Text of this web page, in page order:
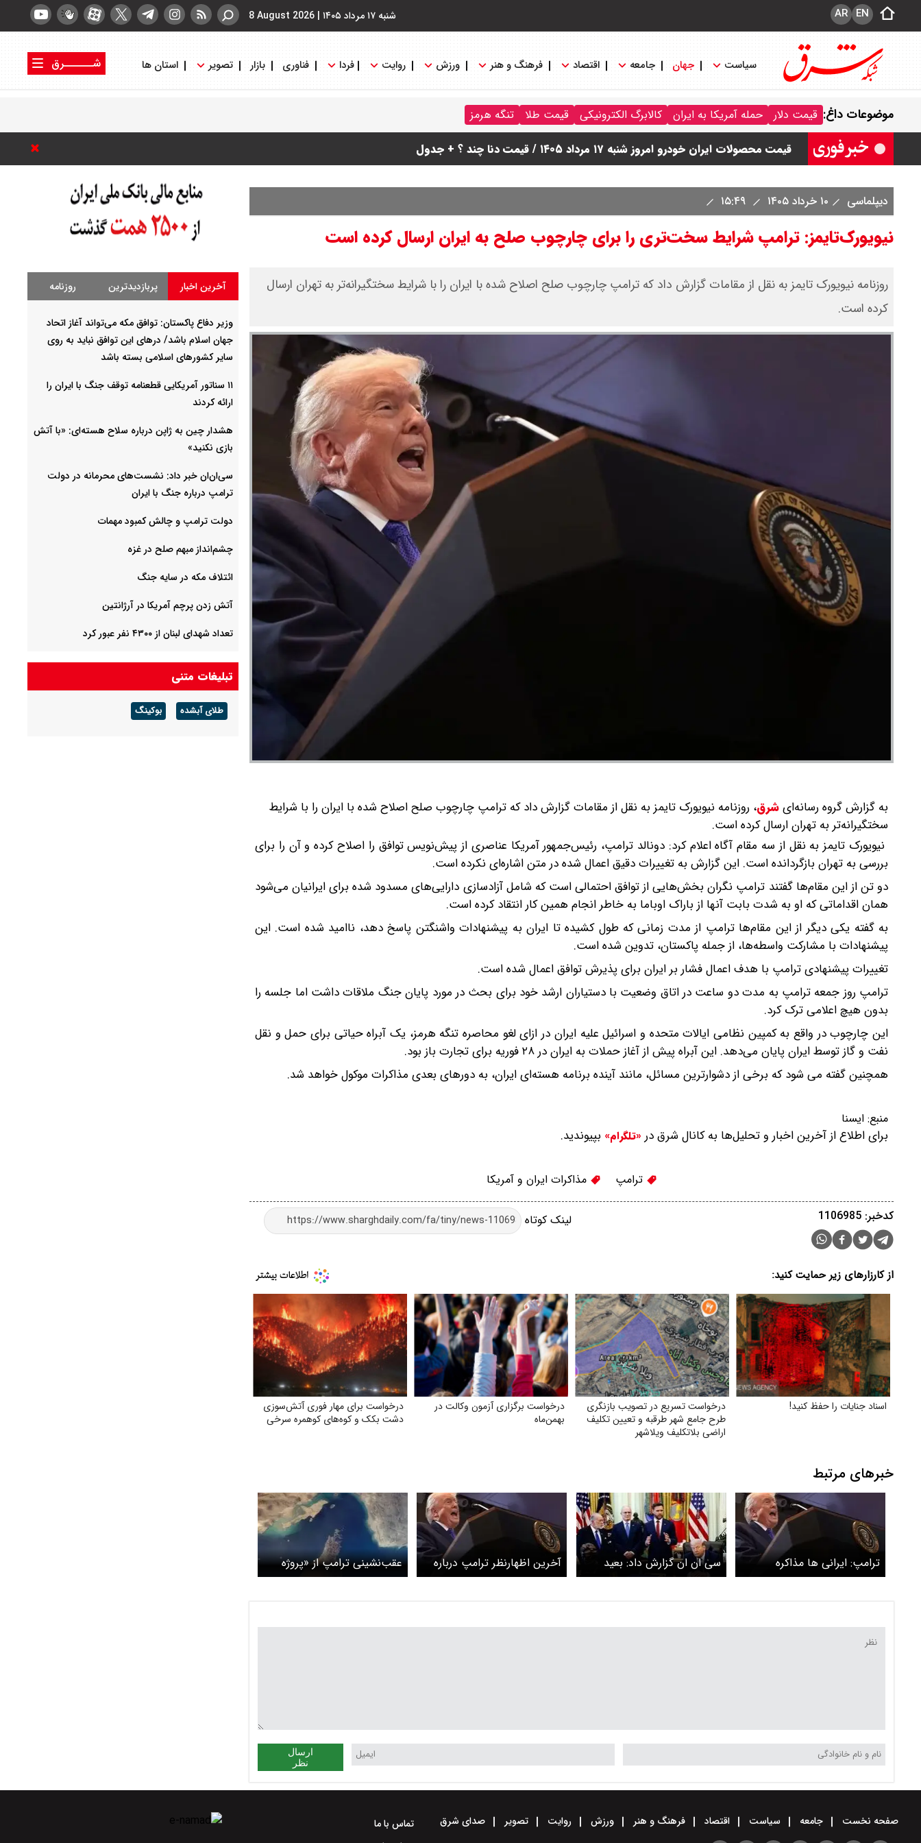
شنبه ۱۷ مرداد ۱۴۰۵ |
8 August 2026 EN
AR
سیاست جهان جامعه اقتصاد فرهنگ و هنر ورزش روایت فردا فناوری بازار تصویر استان ها
شــــــرق
موضوعات داغ: قیمت دلار حمله آمریکا به ایران کالابرگ الکترونیکی قیمت طلا تنگه هرمز
قیمت خودرو امروز شنبه ۱۷ مرداد ۱۴۰۵/ کاهش ۱۰۵ میلیون تومانی قیمت کوییک
قیمت محصولات سایپا امروز شنبه ۱۷ مرداد ۱۴۰۵ / قیمت اطلس چند؟ + جدول
قیمت محصولات ایران خودرو امروز شنبه ۱۷ مرداد ۱۴۰۵ / قیمت دنا چند ؟ + جدول
شاخص بورس امروز شنبه ۱۷ مرداد ۱۴۰۵ / شاخص افزایشی شد + تحلیل
دیپلماسی ۱۰ خرداد ۱۴۰۵
نیویورک‌تایمز: ترامپ شرایط سخت‌تری را برای چارچوب صلح به ایران ارسال کرده است
روزنامه نیویورک تایمز به نقل از مقامات گزارش داد که ترامپ چارچوب صلح اصلاح‌ شده با ایران را با شرایط سختگیرانه‌تر به تهران ارسال
کرده است.
به گزارش گروه رسانه‌ایشرق، روزنامه نیویورک تایمز به نقل از مقامات گزارش داد که ترامپ چارچوب صلح اصلاح‌ شده با ایران را با شرایط
سختگیرانه‌تر به تهران ارسال کرده است.
نیویورک تایمز به نقل از سه مقام آگاه اعلام کرد: دونالد ترامپ، رئیس‌جمهور آمریکا عناصری از پیش‌نویس توافق را اصلاح کرده و آن را برای
بررسی به تهران بازگردانده است. این گزارش به تغییرات دقیق اعمال شده در متن اشاره‌ای نکرده است.
دو تن از این مقام‌ها گفتند ترامپ نگران بخش‌هایی از توافق احتمالی است که شامل آزادسازی دارایی‌های مسدود شده برای ایرانیان می‌شود
همان اقداماتی که او به شدت بابت آنها از باراک اوباما به خاطر انجام همین کار انتقاد کرده است.
به گفته یکی دیگر از این مقام‌ها ترامپ از مدت زمانی که طول کشیده تا ایران به پیشنهادات واشنگتن پاسخ دهد، ناامید شده است. این
پیشنهادات با مشارکت واسطه‌ها، از جمله پاکستان، تدوین شده است.
تغییرات پیشنهادی ترامپ با هدف اعمال فشار بر ایران برای پذیرش توافق اعمال شده است.
ترامپ روز جمعه ترامپ به مدت دو ساعت در اتاق وضعیت با دستیاران ارشد خود برای بحث در مورد پایان جنگ ملاقات داشت اما جلسه را
بدون هیچ اعلامی ترک کرد.
این چارچوب در واقع به کمپین نظامی ایالات متحده و اسرائیل علیه ایران در ازای لغو محاصره تنگه هرمز، یک آبراه حیاتی برای حمل و نقل
نفت و گاز توسط ایران پایان می‌دهد. این آبراه پیش از آغاز حملات به ایران در ۲۸ فوریه برای تجارت باز بود.
همچنین گفته می شود که برخی از دشوارترین مسائل، مانند آینده برنامه هسته‌ای ایران، به دورهای بعدی مذاکرات موکول خواهد شد.
منبع: ایسنا
برای اطلاع از آخرین اخبار و تحلیل‌ها به کانال شرق در «تلگرام» بپیوندید.
ترامپ مذاکرات ایران و آمریکا
لینک کوتاه کدخبر: 1106985
از کارزارهای زیر حمایت کنید:
اسناد جنایات را حفظ کنید!
درخواست تسریع در تصویب بازنگری
طرح جامع شهر طرقبه و تعیین تکلیف
اراضی بلاتکلیف ویلاشهر
درخواست برگزاری آزمون وکالت در
بهمن‌ماه
درخواست برای مهار فوری آتش‌سوزی
دشت بکک و کوه‌های کوهمره‌ سرخی
خبرهای مرتبط
ترامپ: ایرانی ها مذاکره
کنندگان بسیار باهوشی هستند
سی ان ان گزارش داد: بعید
است ترامپ قبل از سفر به
آمریکا از مذاکره با ایران ناامید
آخرین اظهارنظر ترامپ درباره
مذاکرات ایران و آمریکا: تهران
عقب‌نشینی ترامپ از «پروژه
آزادی»؛ تاکید بر تداوم راهبرد
ارسال
نظر
آخرین اخبار پربازدیدترین روزنامه
وزیر دفاع پاکستان: توافق مکه می‌تواند آغاز اتحاد
جهان اسلام باشد/ درهای این توافق نباید به روی
سایر کشورهای اسلامی بسته باشد
۱۱ سناتور آمریکایی قطعنامه توقف جنگ با ایران را
ارائه کردند
هشدار چین به ژاپن درباره سلاح هسته‌ای: «با آتش
بازی نکنید»
سی‌ان‌ان خبر داد: نشست‌های محرمانه در دولت
ترامپ درباره جنگ با ایران
دولت ترامپ و چالش کمبود مهمات
چشم‌انداز مبهم صلح در غزه
ائتلاف مکه در سایه جنگ
آتش زدن پرچم آمریکا در آرژانتین
تعداد شهدای لبنان از ۴۳۰۰ نفر عبور کرد
سوریه از خنثی سازی یک عملیات تروریستی خبر داد
تبلیغات متنی
طلای آبشده بوکینگ
صفحه نخست جامعه سیاست اقتصاد فرهنگ و هنر ورزش روایت تصویر صدای شرق
تماس با ما